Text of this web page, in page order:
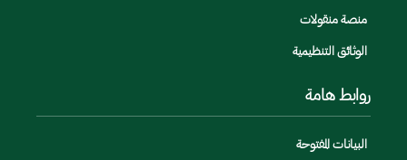
منصة منقولات
الوثائق التنظيمية
روابط هامة
البيانات المفتوحة